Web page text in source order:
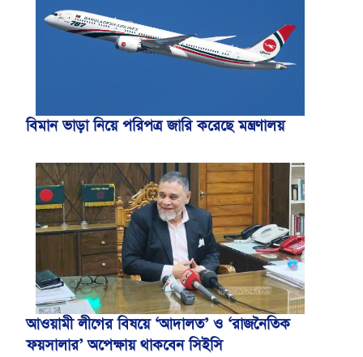
বিমান ভাড়া নিয়ে পরিপত্র জারি করেছে মন্ত্রণালয়
আওয়ামী লীগের বিষয়ে ‘আদালত’ ও ‘রাজনৈতিক
ফয়সালার’ অপেক্ষায় থাকবেন সিইসি